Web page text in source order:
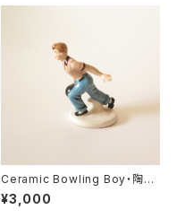
Ceramic Bowling Boy・陶器
のボーリングボーイ U.S.A
¥3,000